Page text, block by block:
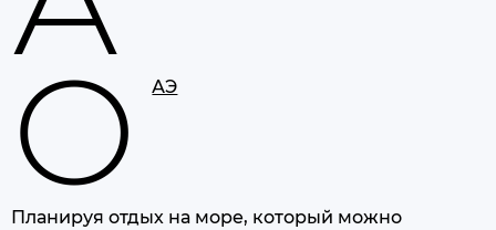
О АЭ
Планируя отдых на море, который можно